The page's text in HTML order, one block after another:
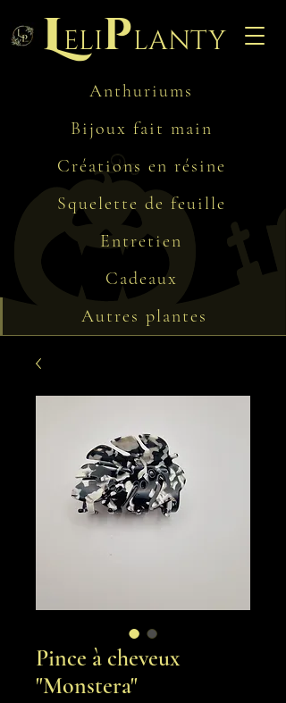
Leliplanty
Anthuriums
Bijoux fait main
Créations en résine
Squelette de feuille
Entretien
Cadeaux
Autres plantes
Pince à cheveux
"Monstera"